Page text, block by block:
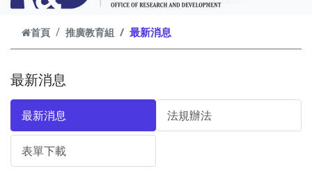
首頁 推廣教育組 最新消息
最新消息
最新消息 法規辦法
表單下載